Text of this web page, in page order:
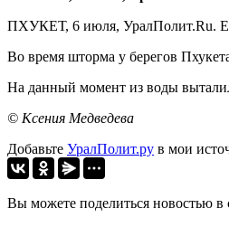
ПХУКЕТ, 6 июля, УралПолит.Ru.
Во время шторма у берегов
На данный момент из воды
© Ксения Медведева
Добавьте УралПолит.ру в мои
Вы можете поделиться новостью в